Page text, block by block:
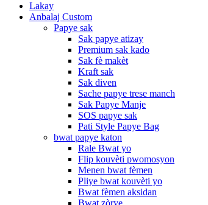
Lakay
Anbalaj Custom
Papye sak
Sak papye atizay
Premium sak kado
Sak fè makèt
Kraft sak
Sak diven
Sache papye trese manch
Sak Papye Manje
SOS papye sak
Pati Style Papye Bag
bwat papye katon
Rale Bwat yo
Flip kouvèti pwomosyon
Menen bwat fèmen
Pliye bwat kouvèti yo
Bwat fèmen aksidan
Bwat zòrye